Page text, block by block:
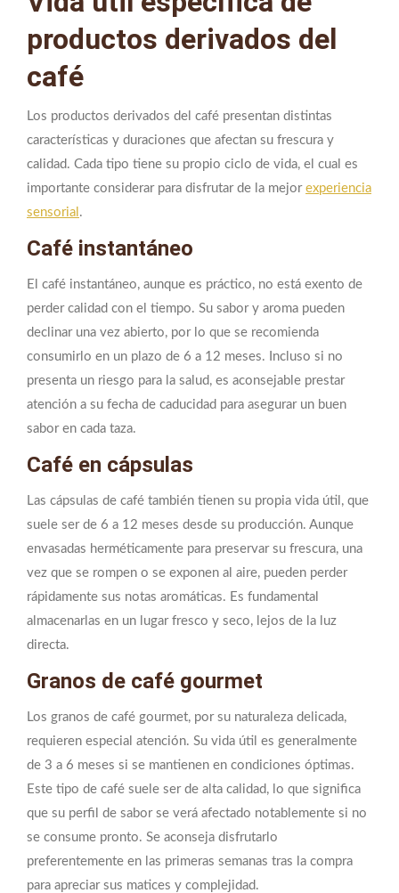
productos derivados del
café
Los productos derivados del café presentan distintas
características y duraciones que afectan su frescura y
calidad. Cada tipo tiene su propio ciclo de vida, el cual es
importante considerar para disfrutar de la mejor experiencia
sensorial .
Café instantáneo
El café instantáneo, aunque es práctico, no está exento de
perder calidad con el tiempo. Su sabor y aroma pueden
declinar una vez abierto, por lo que se recomienda
consumirlo en un plazo de 6 a 12 meses. Incluso si no
presenta un riesgo para la salud, es aconsejable prestar
atención a su fecha de caducidad para asegurar un buen
sabor en cada taza.
Café en cápsulas
Las cápsulas de café también tienen su propia vida útil, que
suele ser de 6 a 12 meses desde su producción. Aunque
envasadas herméticamente para preservar su frescura, una
vez que se rompen o se exponen al aire, pueden perder
rápidamente sus notas aromáticas. Es fundamental
almacenarlas en un lugar fresco y seco, lejos de la luz
directa.
Granos de café gourmet
Los granos de café gourmet, por su naturaleza delicada,
requieren especial atención. Su vida útil es generalmente
de 3 a 6 meses si se mantienen en condiciones óptimas.
Este tipo de café suele ser de alta calidad, lo que significa
que su perfil de sabor se verá afectado notablemente si no
se consume pronto. Se aconseja disfrutarlo
preferentemente en las primeras semanas tras la compra
para apreciar sus matices y complejidad.